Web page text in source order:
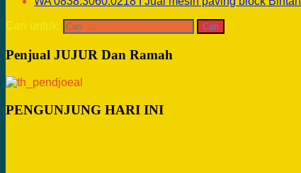
Cari untuk:
Penjual JUJUR Dan Ramah
PENGUNJUNG HARI INI